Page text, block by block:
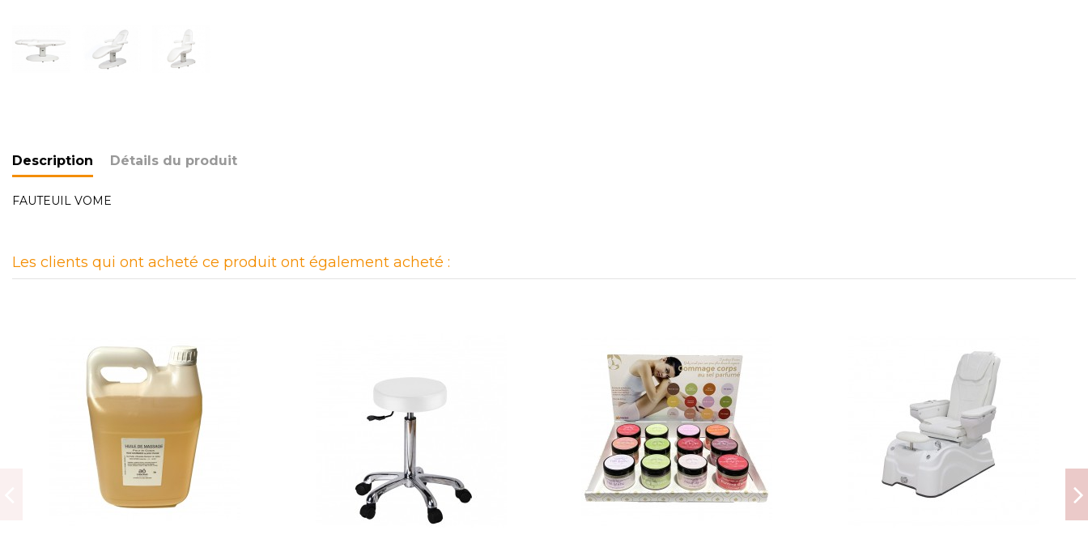
Description Détails du produit
FAUTEUIL VOME
Les clients qui ont acheté ce produit ont également acheté :